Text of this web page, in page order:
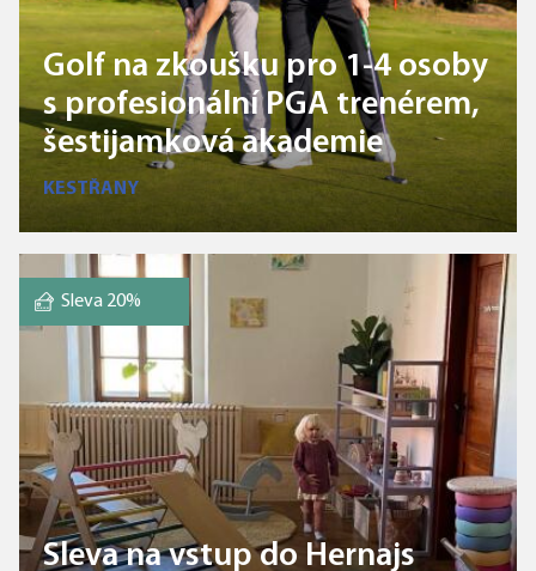
Golf na zkoušku pro 1-4 osoby
s profesionální PGA trenérem,
šestijamková akademie
KESTŘANY
Sleva na vstup do Hernajs
Sleva 20%